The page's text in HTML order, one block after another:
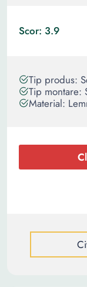
Scor: 3.9
Tip produs:
Tip montare:
Material: